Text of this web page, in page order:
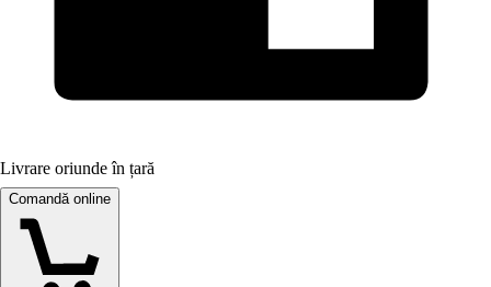
Livrare oriunde în țară
Comandă online